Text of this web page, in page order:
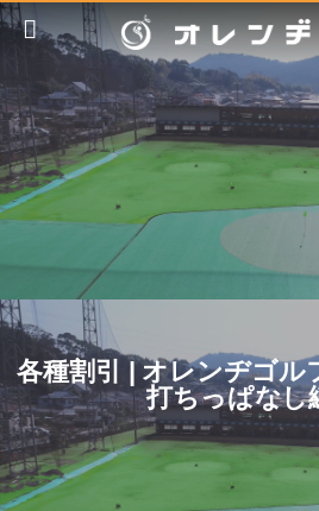
各種割引 | オレンヂゴル
打ちっぱなし